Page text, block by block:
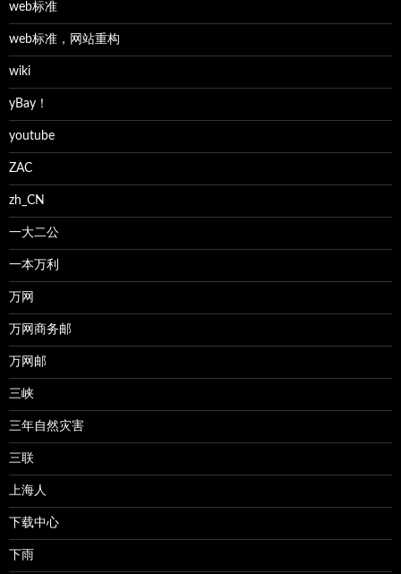
web标准
web标准，网站重构
wiki
yBay！
youtube
ZAC
zh_CN
一大二公
一本万利
万网
万网商务邮
万网邮
三峡
三年自然灾害
三联
上海人
下载中心
下雨